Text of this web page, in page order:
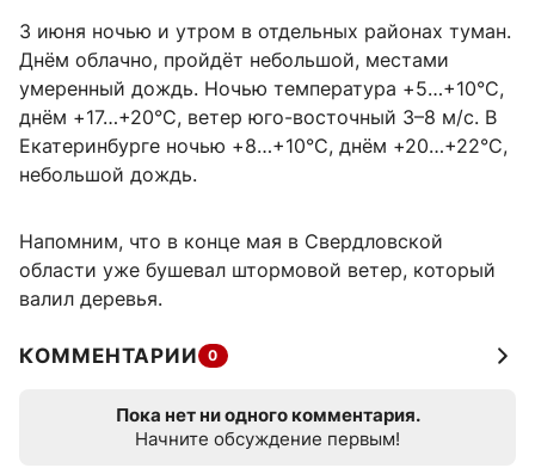
3 июня ночью и утром в отдельных районах туман.
Днём облачно, пройдёт небольшой, местами
умеренный дождь. Ночью температура +5…+10°C,
днём +17…+20°C, ветер юго-восточный 3–8 м/с. В
Екатеринбурге ночью +8…+10°C, днём +20…+22°C,
небольшой дождь.
Напомним, что в конце мая в Свердловской
области уже бушевал штормовой ветер, который
валил деревья.
КОММЕНТАРИИ 0
Пока нет ни одного комментария.
Начните обсуждение первым!